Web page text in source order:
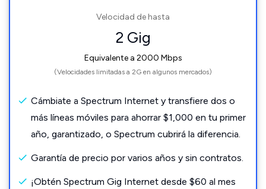
Velocidad de hasta
2 Gig
Equivalente a 2000 Mbps
(Velocidades limitadas a 2G en algunos mercados)
Cámbiate a Spectrum Internet y transfiere dos o
más líneas móviles para ahorrar $1,000 en tu primer
año, garantizado, o Spectrum cubrirá la diferencia.
Garantía de precio por varios años y sin contratos.
¡Obtén Spectrum Gig Internet desde $60 al mes